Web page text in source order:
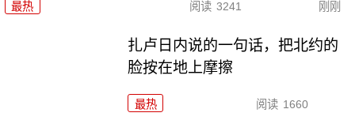
最热 阅读 3241 刚刚
扎卢日内说的一句话，把北约的
脸按在地上摩擦
最热 阅读 1660